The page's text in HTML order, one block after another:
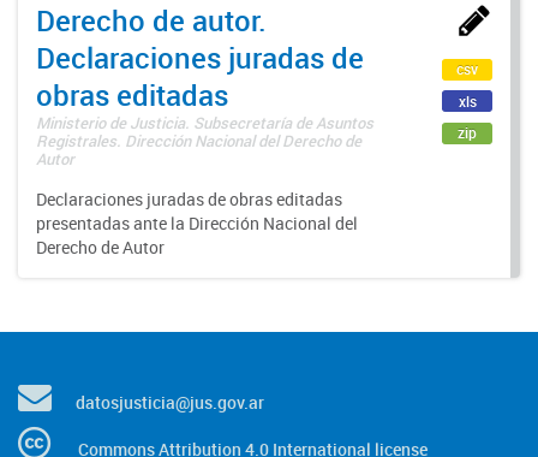
Derecho de autor.
Declaraciones juradas de
obras editadas
Ministerio de Justicia. Subsecretaría de Asuntos
Registrales. Dirección Nacional del Derecho de
Autor
Declaraciones juradas de obras editadas
presentadas ante la Dirección Nacional del
Derecho de Autor
csv
xls
zip
datosjusticia@jus.gov.ar
Commons Attribution 4.0 International license